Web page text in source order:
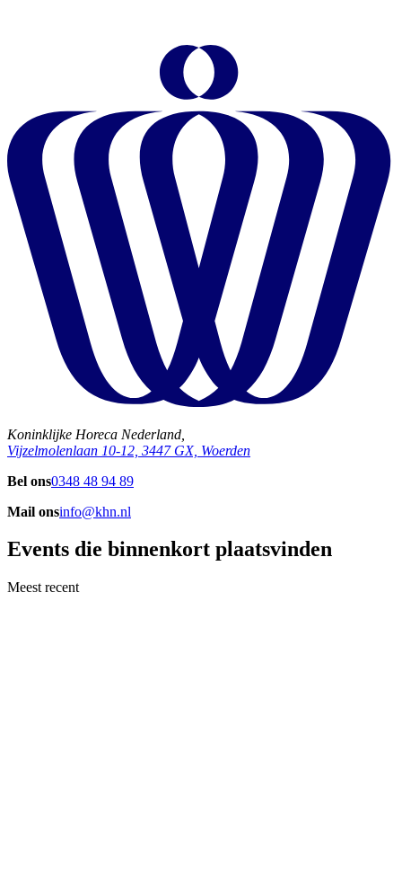
Koninklijke Horeca Nederland,
Vijzelmolenlaan 10-12, 3447 GX, Woerden
Bel ons0348 48 94 89
Mail onsinfo@khn.nl
Events die binnenkort plaatsvinden
Meest recent